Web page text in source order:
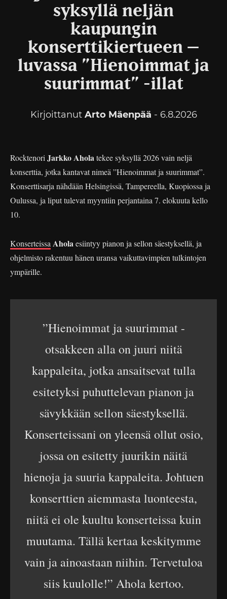
syksyllä neljän
kaupungin
konserttikiertueen –
luvassa ”Hienoimmat ja
suurimmat” -illat
Kirjoittanut Arto Mäenpää - 6.8.2026
Rocktenori Jarkko Ahola tekee syksyllä 2026 vain neljä
konserttia, jotka kantavat nimeä ”Hienoimmat ja suurimmat”.
Konserttisarja nähdään Helsingissä, Tampereella, Kuopiossa ja
Oulussa, ja liput tulevat myyntiin perjantaina 7. elokuuta kello
10.
Konserteissa Ahola esiintyy pianon ja sellon säestyksellä, ja
ohjelmisto rakentuu hänen uransa vaikuttavimpien tulkintojen
ympärille.
”Hienoimmat ja suurimmat -
otsakkeen alla on juuri niitä
kappaleita, jotka ansaitsevat tulla
esitetyksi puhuttelevan pianon ja
sävykkään sellon säestyksellä.
Konserteissani on yleensä ollut osio,
jossa on esitetty juurikin näitä
hienoja ja suuria kappaleita. Johtuen
konserttien aiemmasta luonteesta,
niitä ei ole kuultu konserteissa kuin
muutama. Tällä kertaa keskitymme
vain ja ainoastaan niihin. Tervetuloa
siis kuulolle!” Ahola kertoo.